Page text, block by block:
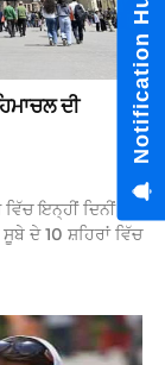
ਦੀ
ਇਨ੍ਹੀਂ ਦਿਨੀਂ
ਦੇ 10 ਸ਼ਹਿਰਾਂ ਵਿੱਚ